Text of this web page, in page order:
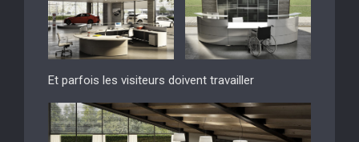
Et parfois les visiteurs doivent travailler